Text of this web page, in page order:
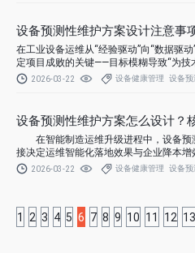
设备预测性维护方案设计注意事
在工业设备运维从“经验驱动”向“数据驱
定项目成败的关键——目标模糊导致“为技
转”，实施冒进造成“投入打水漂”的案例屡
2026-03-22 设备健康管理 设备预
设备预测性维护方案怎么设计？
在智能制造运维升级进程中，设备预
接决定运维智能化落地效果与企业降本
维护的核心价值，却陷入“方案设计无思
2026-03-22 设备健康管理 设备预
1 2 3 4 5 6 7 8 9 10 11 12 13